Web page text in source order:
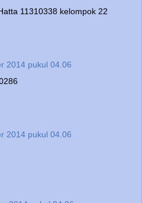
11310338 kelompok 22
2014 pukul 04.06
2014 pukul 04.06